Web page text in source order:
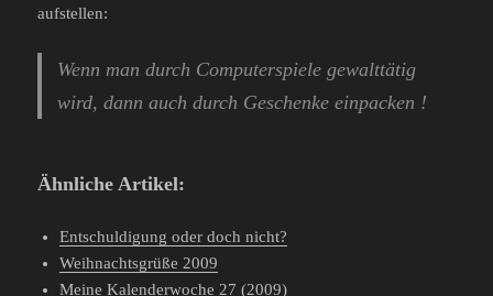
aufstellen:
Wenn man durch Computerspiele gewalttätig
wird, dann auch durch Geschenke einpacken !
Ähnliche Artikel:
Entschuldigung oder doch nicht?
Weihnachtsgrüße 2009
Meine Kalenderwoche 27 (2009)